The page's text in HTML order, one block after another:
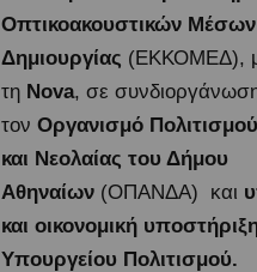
Οπτικοακουστικών Μέσων
Δημιουργίας (ΕΚΚΟΜΕΔ),
τη Nova, σε
τον Οργανισμό
και Νεολαίας του Δήμου
Αθηναίων(ΟΠΑΝΔΑ) και
και οικονομική
Υπουργείου Πολιτισμού.